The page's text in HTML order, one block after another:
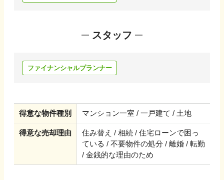
スタッフ
ファイナンシャルプランナー
得意な物件種別 マンション一室 / 一戸建て / 土地
得意な売却理由
住み替え / 相続 / 住宅ローンで困っ
ている / 不要物件の処分 / 離婚 / 転勤
/ 金銭的な理由のため